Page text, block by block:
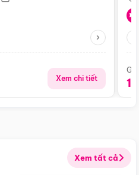
Xem chi tiết
Xem tất cả